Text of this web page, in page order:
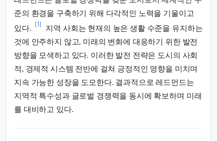
준의 환경을 구축하기 위해 다각적인 노력을 기울이고
있다.
[1]
지역 사회는 현재의 높은 생활 수준을 유지하는
것에 안주하지 않고, 미래의 변화에 대응하기 위한 발전
방향을 모색하고 있다. 이러한 발전 전략은 도시의 사회
적, 경제적 시스템 전반에 걸쳐 긍정적인 영향을 미치며
지속 가능한 성장을 도모한다. 결과적으로 레드먼드는
지역적 특수성과 글로벌 경쟁력을 동시에 확보하며 미래
를 대비하고 있다.